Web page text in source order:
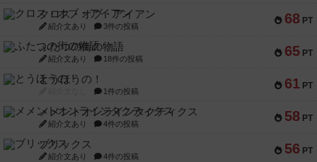
68 PT
クロス・オブ・アイアン
紹介文あり 3件の投稿
65 PT
ふたつの街の物語
紹介文あり 18件の投稿
61 PT
とうほうの！
1件の投稿
58 PT
メメントオンラインタクティクス
紹介文あり 4件の投稿
56 PT
ブリックス
紹介文あり 4件の投稿